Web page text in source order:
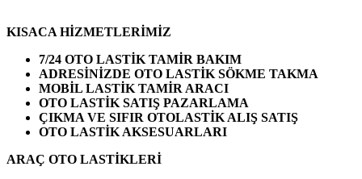
KISACA HİZMETLERİMİZ
7/24 OTO LASTİK TAMİR BAKIM
ADRESİNİZDE OTO LASTİK SÖKME TAKMA
MOBİL LASTİK TAMİR ARACI
OTO LASTİK SATIŞ PAZARLAMA
ÇIKMA VE SIFIR OTOLASTİK ALIŞ SATIŞ
OTO LASTİK AKSESUARLARI
ARAÇ OTO LASTİKLERİ